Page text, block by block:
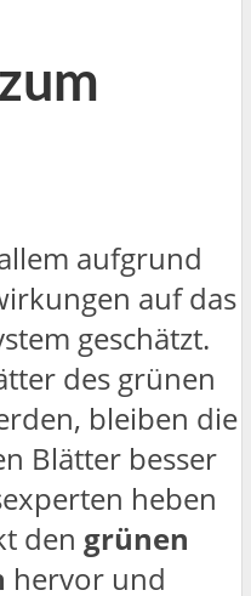
aufgrund
auf das
geschätzt.
des grünen
bleiben die
Blätter besser
heben
den grünen
hervor und